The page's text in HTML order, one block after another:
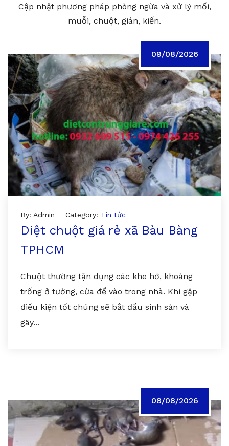
Cập nhật phương pháp phòng ngừa và xử lý mối,
muỗi, chuột, gián, kiến.
09/08/2026
By: Admin Category: Tin tức
Diệt chuột giá rẻ xã Bàu Bàng
TPHCM
Chuột thường tận dụng các khe hở, khoảng
trống ở tường, cửa để vào trong nhà. Khi gặp
điều kiện tốt chúng sẽ bắt đầu sinh sản và
gây...
08/08/2026